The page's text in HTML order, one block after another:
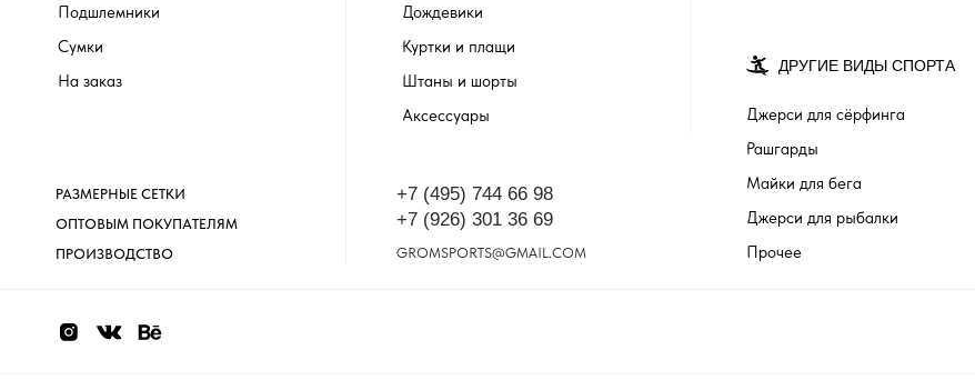
ОПТОВЫМ ПОКУПАТЕЛЯМ
ПРОИЗВОДСТВО
+7 (926) 301 36 69
GROMSPORTS@GMAIL.COM
Подшлемники
Сумки
На заказ
Дождевики
Куртки и плащи
Штаны и шорты
Аксессуары
+7 (495) 744 66 98
РАЗМЕРНЫЕ СЕТКИ
ДРУГИЕ ВИДЫ СПОРТА
Джерси для сёрфинга
Рашгарды
Майки для бега
Джерси для рыбалки
Прочее